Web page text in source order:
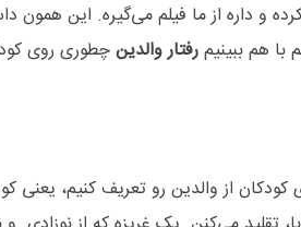
و داره از ما فیلم می‌گیره. این همون
با هم ببینیمرفتار والدینچطوری روی
کودکان از والدین رو تعریف کنیم،